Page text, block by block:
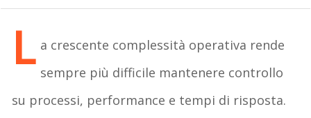
L a crescente complessità operativa rende
sempre più difficile mantenere controllo
su processi, performance e tempi di risposta.